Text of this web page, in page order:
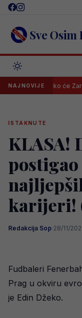
Skip
content Sve
NAJNOVIJE
koliko će
ISTAKNUTE
KLASA!
karijeri!
Redakcija Sop·28/11/
Fudbaleri
Prag u okviru
je Edin Džeko.